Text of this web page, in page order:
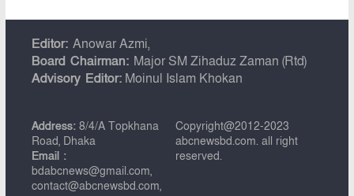
Editor: Anowar Azmi,
Board Chairman: Major SM Zihaduz Zaman (Rtd)
Advisory Editor:Moinul Islam Khokan
Address:8/4/A Topkhana
Road, Dhaka
Email :
bdabcnews@gmail.com,
contact@abcnewsbd.com,
Copyright@2012-2023
abcnewsbd.com. all right
reserved.